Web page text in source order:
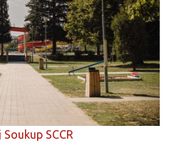
SCCR